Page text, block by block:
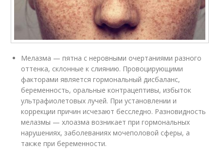
Мелазма — пятна с неровными очертаниями разного
оттенка, склонные к слиянию. Провоцирующими
факторами является гормональный дисбаланс,
беременность, оральные контрацептивы, избыток
ультрафиолетовых лучей. При установлении и
коррекции причин исчезают бесследно. Разновидность
мелазмы — хлоазма возникает при гормональных
нарушениях, заболеваниях мочеполовой сферы, а
также при беременности.